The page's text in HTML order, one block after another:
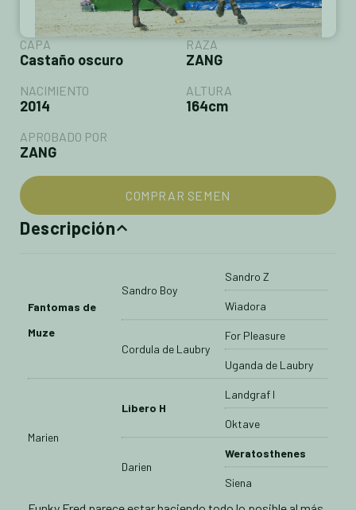
Descripción
Fantomas de
Muze
Sandro Boy
Sandro Z
Wiadora
Cordula de Laubry
For Pleasure
Uganda de Laubry
Marien
Libero H
Landgraf I
Oktave
Darien
Weratosthenes
Siena
CAPA
Castaño oscuro
RAZA
ZANG
NACIMIENTO
2014
ALTURA
164cm
APROBADO POR
ZANG
COMPRAR SEMEN